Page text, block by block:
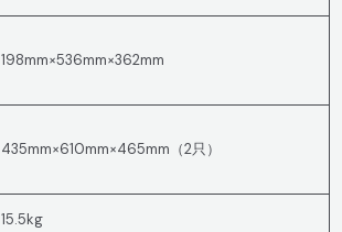
198mm×536mm×362mm
435mm×610mm×465mm（2只）
15.5kg